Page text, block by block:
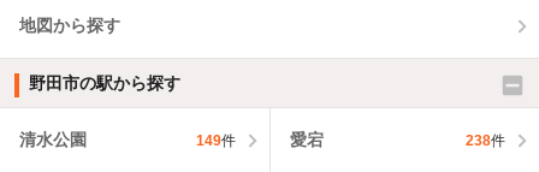
地図から探す
野田市の駅から探す
清水公園 149件 愛宕 238件